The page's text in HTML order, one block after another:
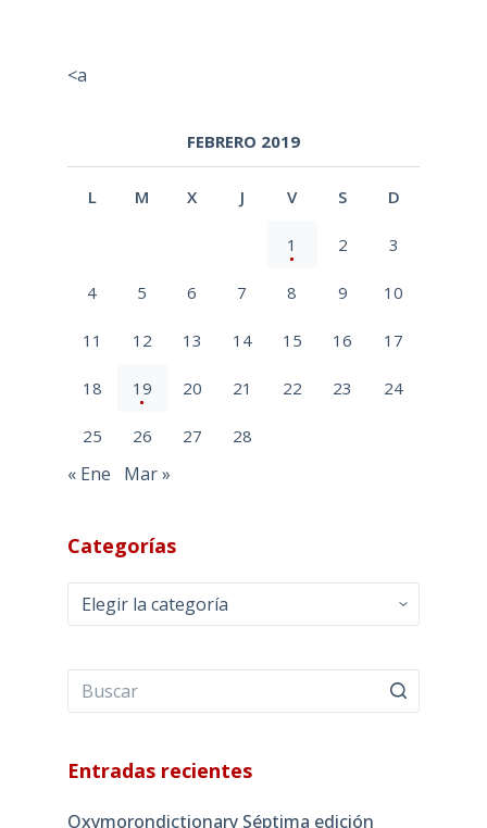
<a
FEBRERO 2019
L M X J V S D
1 2 3
4 5 6 7 8 9 10
11 12 13 14 15 16 17
18 19 20 21 22 23 24
25 26 27 28
« Ene Mar »
Categorías
Categorías
Entradas recientes
Oxymorondictionary Séptima edición